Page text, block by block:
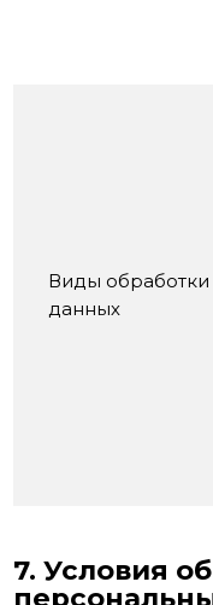
Виды
данных
7. Условия